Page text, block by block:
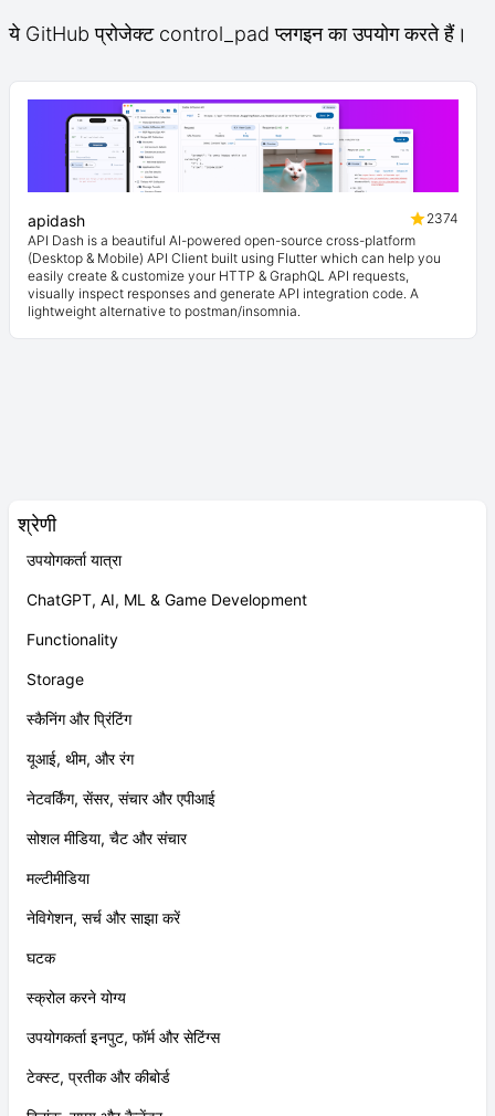
श्रेणी
उपयोगकर्ता यात्रा
ChatGPT, AI, ML & Game Development
Functionality
Storage
स्कैनिंग और प्रिंटिंग
यूआई, थीम, और रंग
नेटवर्किंग, सेंसर, संचार और एपीआई
सोशल मीडिया, चैट और संचार
मल्टीमीडिया
नेविगेशन, सर्च और साझा करें
घटक
स्क्रोल करने योग्य
उपयोगकर्ता इनपुट, फॉर्म और सेटिंग्स
टेक्स्ट, प्रतीक और कीबोर्ड
ये GitHub प्रोजेक्ट control_pad प्लगइन का उपयोग करते हैं।
apidash
2374
API Dash is a beautiful AI-powered open-source cross-platform
(Desktop & Mobile) API Client built using Flutter which can help you
easily create & customize your HTTP & GraphQL API requests,
visually inspect responses and generate API integration code. A
lightweight alternative to postman/insomnia.